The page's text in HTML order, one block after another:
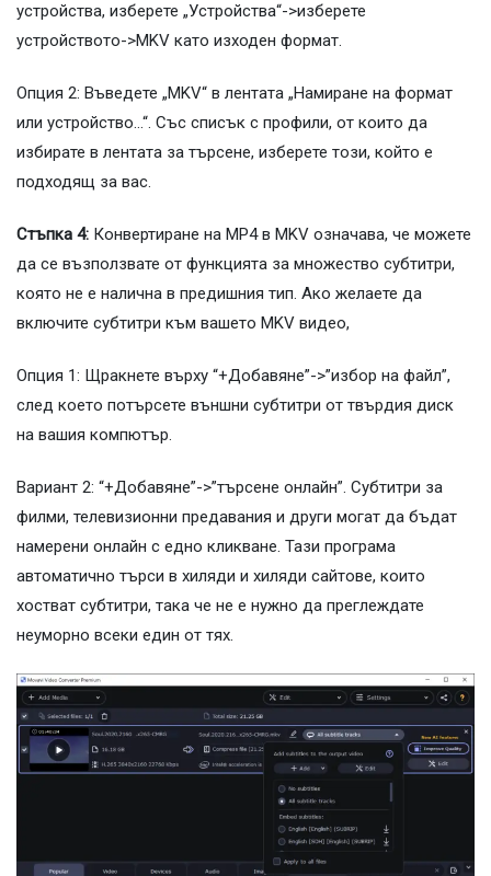
устройства, изберете „Устройства“->изберете
устройството->MKV като изходен формат.
Опция 2: Въведете „MKV“ в лентата „Намиране на формат
или устройство…“. Със списък с профили, от които да
избирате в лентата за търсене, изберете този, който е
подходящ за вас.
Стъпка 4: Конвертиране на MP4 в MKV означава, че можете
да се възползвате от функцията за множество субтитри,
която не е налична в предишния тип. Ако желаете да
включите субтитри към вашето MKV видео,
Опция 1: Щракнете върху “+Добавяне”->”избор на файл”,
след което потърсете външни субтитри от твърдия диск
на вашия компютър.
Вариант 2: “+Добавяне”->”търсене онлайн”. Субтитри за
филми, телевизионни предавания и други могат да бъдат
намерени онлайн с едно кликване. Тази програма
автоматично търси в хиляди и хиляди сайтове, които
хостват субтитри, така че не е нужно да преглеждате
неуморно всеки един от тях.